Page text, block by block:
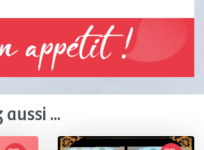
appétit !
...